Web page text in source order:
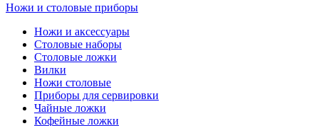
Ножи и столовые приборы
Ножи и аксессуары
Столовые наборы
Столовые ложки
Вилки
Ножи столовые
Приборы для сервировки
Чайные ложки
Кофейные ложки